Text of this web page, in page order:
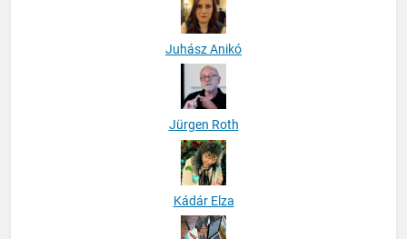
Juhász Anikó
Jürgen Roth
Kádár Elza